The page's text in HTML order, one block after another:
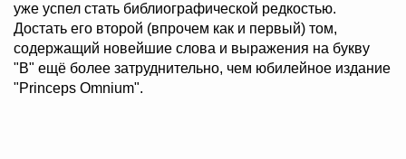
уже успел стать библиографической редкостью.
Достать его второй (впрочем как и первый) том,
содержащий новейшие слова и выражения на букву
"В" ещё более затруднительно, чем юбилейное издание
"Princeps Omnium".